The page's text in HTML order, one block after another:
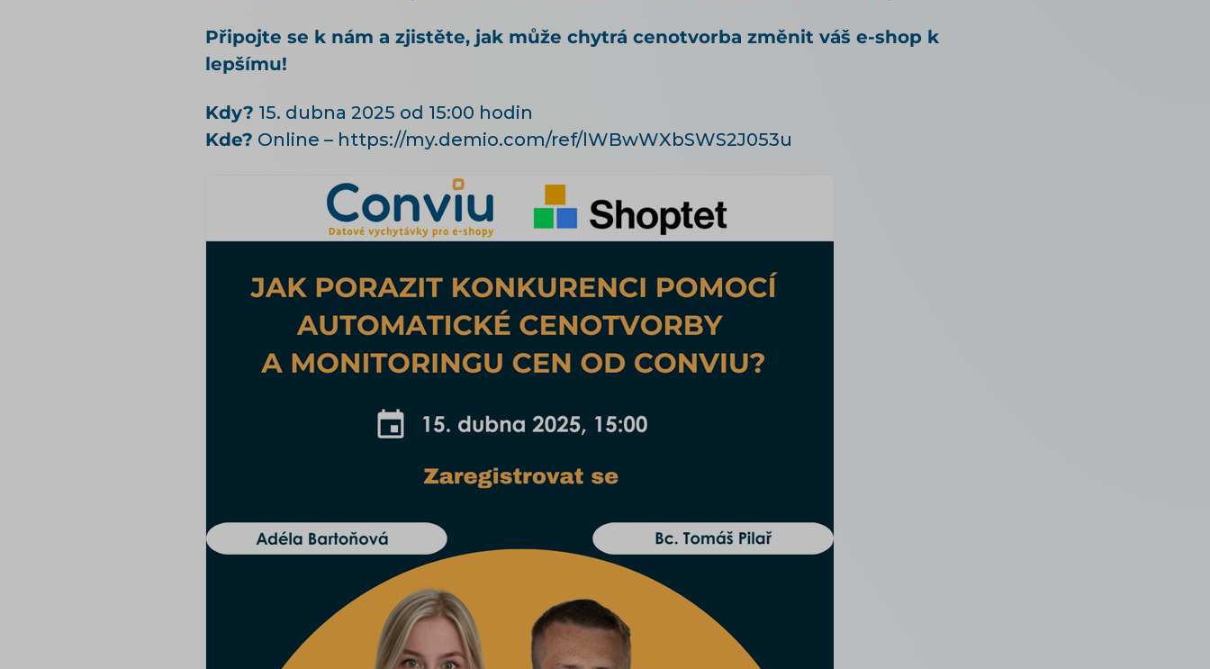
Připojte se k nám a zjistěte, jak může chytrá cenotvorba změnit váš e-shop k
lepšímu!
Kdy? 15. dubna 2025 od 15:00 hodin
Kde? Online – https://my.demio.com/ref/lWBwWXbSWS2J053u